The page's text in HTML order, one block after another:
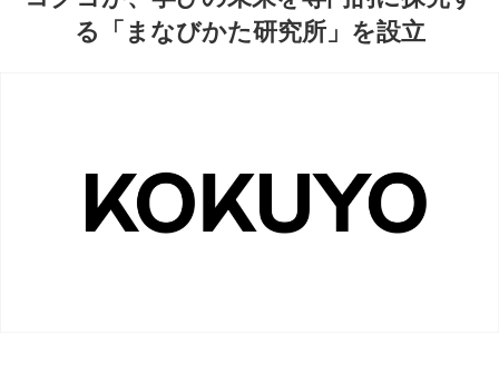
COLUMN
る「まなびかた研究所」を設立